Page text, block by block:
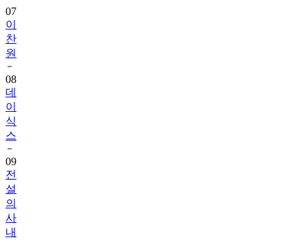
07
이
찬
원
08
데
이
식
스
09
전
설
의
사
내